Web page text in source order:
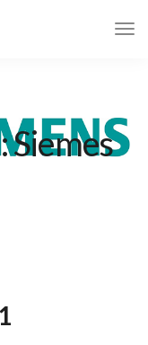
Siemes